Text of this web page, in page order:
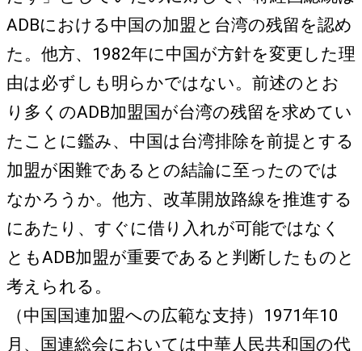
ADBにおける中国の加盟と台湾の残留を認め
た。他方、1982年に中国が方針を変更した理
由は必ずしも明らかではない。前述のとお
り多くのADB加盟国が台湾の残留を求めてい
たことに鑑み、中国は台湾排除を前提とする
加盟が困難であるとの結論に至ったのでは
なかろうか。他方、改革開放路線を推進する
にあたり、すぐに借り入れが可能ではなく
ともADB加盟が重要であると判断したものと
考えられる。
（中国国連加盟への広範な支持）1971年10
月、国連総会においては中華人民共和国の代